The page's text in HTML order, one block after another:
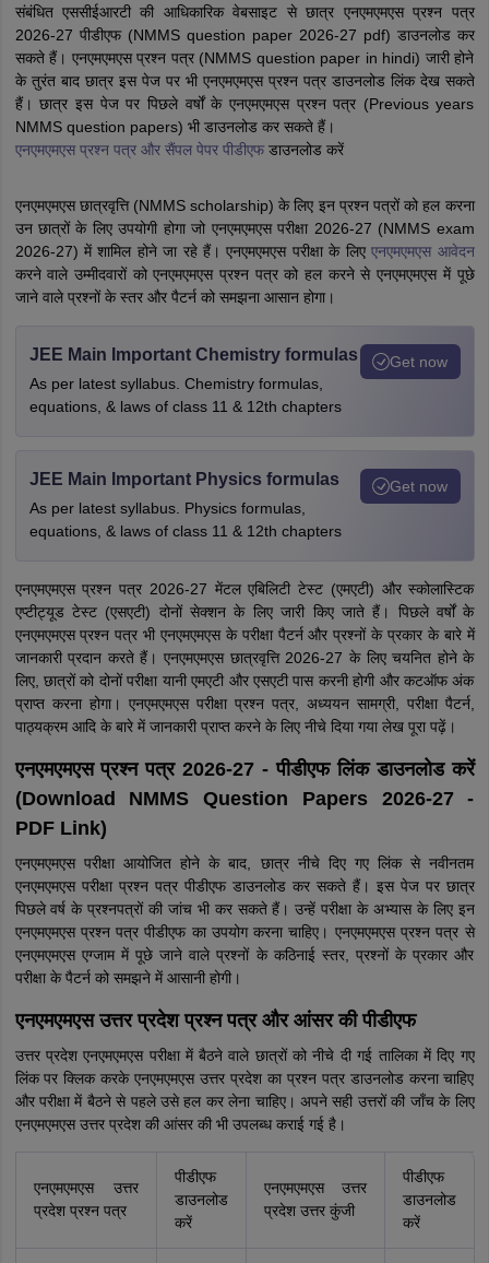
संबंधित एससीईआरटी की आधिकारिक वेबसाइट से छात्र एनएमएमएस प्रश्न पत्र
2026-27 पीडीएफ (NMMS question paper 2026-27 pdf) डाउनलोड कर
सकते हैं। एनएमएमएस प्रश्न पत्र (NMMS question paper in hindi) जारी होने
के तुरंत बाद छात्र इस पेज पर भी एनएमएमएस प्रश्न पत्र डाउनलोड लिंक देख सकते
हैं। छात्र इस पेज पर पिछले वर्षों के एनएमएमएस प्रश्न पत्र (Previous years
NMMS question papers) भी डाउनलोड कर सकते हैं।
एनएमएमएस प्रश्न पत्र और सैंपल पेपर पीडीएफडाउनलोड करें
एनएमएमएस छात्रवृत्ति (NMMS scholarship) के लिए इन प्रश्न पत्रों को हल करना
उन छात्रों के लिए उपयोगी होगा जो एनएमएमएस परीक्षा 2026-27 (NMMS exam
2026-27) में शामिल होने जा रहे हैं। एनएमएमएस परीक्षा के लिएएनएमएमएस आवेदन
करने वाले उम्मीदवारों को एनएमएमएस प्रश्न पत्र को हल करने से एनएमएमएस में पूछे
जाने वाले प्रश्नों के स्तर और पैटर्न को समझना आसान होगा।
JEE Main Important Chemistry formulas
As per latest syllabus. Chemistry formulas,
equations, & laws of class 11 & 12th chapters
Get now
JEE Main Important Physics formulas
As per latest syllabus. Physics formulas,
equations, & laws of class 11 & 12th chapters
Get now
एनएमएमएस प्रश्न पत्र 2026-27 मेंटल एबिलिटी टेस्ट (एमएटी) और स्कोलास्टिक
एप्टीट्यूड टेस्ट (एसएटी) दोनों सेक्शन के लिए जारी किए जाते हैं। पिछले वर्षों के
एनएमएमएस प्रश्न पत्र भी एनएमएमएस के परीक्षा पैटर्न और प्रश्नों के प्रकार के बारे में
जानकारी प्रदान करते हैं। एनएमएमएस छात्रवृत्ति 2026-27 के लिए चयनित होने के
लिए, छात्रों को दोनों परीक्षा यानी एमएटी और एसएटी पास करनी होगी और कटऑफ अंक
प्राप्त करना होगा। एनएमएमएस परीक्षा प्रश्न पत्र, अध्ययन सामग्री, परीक्षा पैटर्न,
पाठ्यक्रम आदि के बारे में जानकारी प्राप्त करने के लिए नीचे दिया गया लेख पूरा पढ़ें।
एनएमएमएस प्रश्न पत्र 2026-27 - पीडीएफ लिंक डाउनलोड करें
(Download NMMS Question Papers 2026-27 -
PDF Link)
एनएमएमएस परीक्षा आयोजित होने के बाद, छात्र नीचे दिए गए लिंक से नवीनतम
एनएमएमएस परीक्षा प्रश्न पत्र पीडीएफ डाउनलोड कर सकते हैं। इस पेज पर छात्र
पिछले वर्ष के प्रश्नपत्रों की जांच भी कर सकते हैं। उन्हें परीक्षा के अभ्यास के लिए इन
एनएमएमएस प्रश्न पत्र पीडीएफ का उपयोग करना चाहिए। एनएमएमएस प्रश्न पत्र से
एनएमएमएस एग्जाम में पूछे जाने वाले प्रश्नों के कठिनाई स्तर, प्रश्नों के प्रकार और
परीक्षा के पैटर्न को समझने में आसानी होगी।
एनएमएमएस उत्तर प्रदेश प्रश्न पत्र और आंसर की पीडीएफ
उत्तर प्रदेश एनएमएमएस परीक्षा में बैठने वाले छात्रों को नीचे दी गई तालिका में दिए गए
लिंक पर क्लिक करके एनएमएमएस उत्तर प्रदेश का प्रश्न पत्र डाउनलोड करना चाहिए
और परीक्षा में बैठने से पहले उसे हल कर लेना चाहिए। अपने सही उत्तरों की जाँच के लिए
एनएमएमएस उत्तर प्रदेश की आंसर की भी उपलब्ध कराई गई है।
एनएमएमएस उत्तर
प्रदेश प्रश्न पत्र
पीडीएफ
डाउनलोड
करें
एनएमएमएस उत्तर
प्रदेश उत्तर कुंजी
पीडीएफ
डाउनलोड
करें